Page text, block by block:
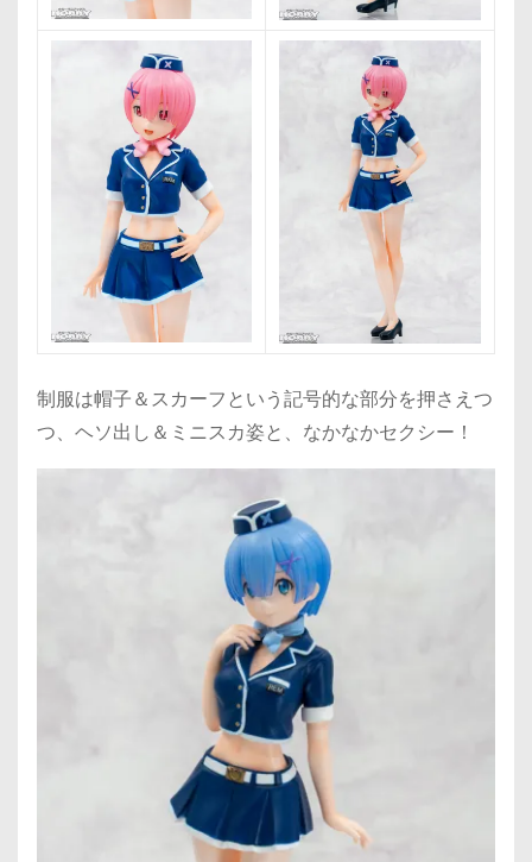
制服は帽子＆スカーフという記号的な部分を押さえつ
つ、ヘソ出し＆ミニスカ姿と、なかなかセクシー！